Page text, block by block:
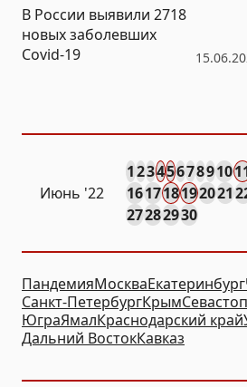
В России выявили 2718
новых заболевших
Covid-19
Июнь '22
12345678910
161718192021
27282930
ПандемияМоскваЕкатеринбург
Санкт-ПетербургКрым
ЮграЯмалКраснодарский край
Дальний ВостокКавказ